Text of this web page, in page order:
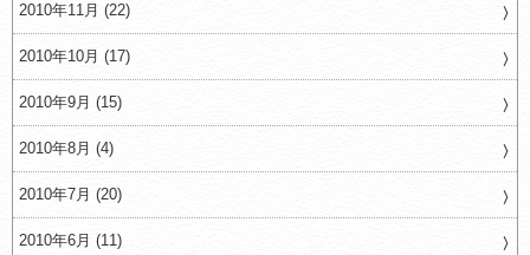
2010年11月 (22)
2010年10月 (17)
2010年9月 (15)
2010年8月 (4)
2010年7月 (20)
2010年6月 (11)